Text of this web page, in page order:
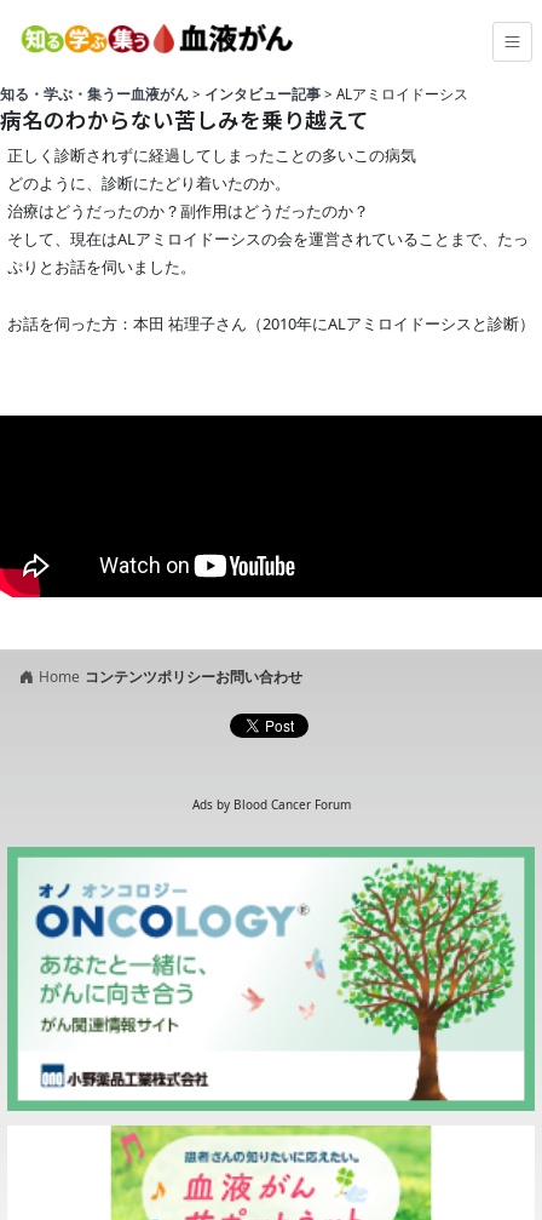
知る・学ぶ・集うー血液がん > インタビュー記事 > ALアミロイドーシス
病名のわからない苦しみを乗り越えて
正しく診断されずに経過してしまったことの多いこの病気
どのように、診断にたどり着いたのか。
治療はどうだったのか？副作用はどうだったのか？
そして、現在はALアミロイドーシスの会を運営されていることまで、たっ
ぷりとお話を伺いました。
お話を伺った方：本田 祐理子さん（2010年にALアミロイドーシスと診断）
Home コンテンツポリシーお問い合わせ
Ads by Blood Cancer Forum